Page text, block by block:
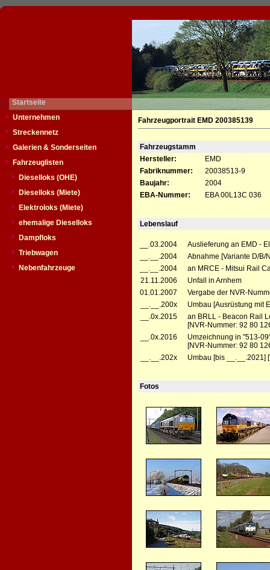
Startseite
Unternehmen
Streckennetz
Galerien & Sonderseiten
Fahrzeuglisten
Dieselloks (OHE)
Dieselloks (Miete)
Elektroloks (Miete)
ehemalige Dieselloks
Dampfloks
Triebwagen
Nebenfahrzeuge
Fahrzeugportrait EMD 200385139
Fahrzeugstamm
Hersteller:
EMD
Fabriknummer:
20038513-9
Baujahr:
2004
EBA-Nummer:
EBA 00L13C 036
Lebenslauf
__.03.2004
Auslieferung an EMD -
__.__.2004
Abnahme [Variante D/B/
__.__.2004
an MRCE - Mitsui Rail
21.11.2006
Unfall in Arnhem
01.01.2007
Vergabe der NVR-
__.__.200x
Umbau [Ausrüstung mit
__.0x.2015
an BRLL - Beacon Rail
[NVR-Nummer: 92 80
__.0x.2016
Umzeichnung in "513-
[NVR-Nummer: 92 80
__.__.202x
Umbau [bis __.__.2021]
Fotos